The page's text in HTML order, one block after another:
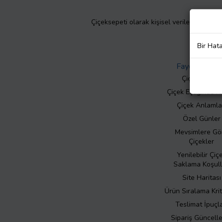
Çiçeksepeti olarak kişisel verilerinizin
Faydalı Bilgiler
Çiçek Bakımı
Çiçek Eşliğinde
Çiçek
Özel Günler
Mevsimlere
Çiçekler
Yenilebilir
Saklama
Site Haritası
Ürün Sıralama
Teslimat
Sipariş
Bir